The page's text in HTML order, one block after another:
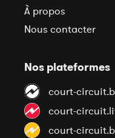
À propos
Nous contacter
Nos plateformes
court-
court-
court-